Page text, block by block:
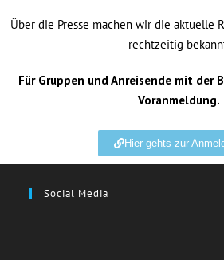
Über die Presse machen wir die aktuelle
rechtzeitig
Für Gruppen und Anreisende mit der
Voranmeldung.
Hier gehts zur
Social Media